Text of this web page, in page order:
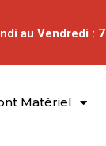
au Vendredi :
Matériel